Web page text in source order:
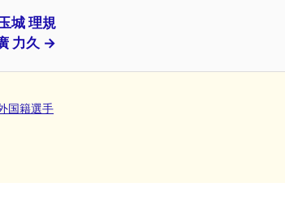
城 理規
力久 →
国籍選手